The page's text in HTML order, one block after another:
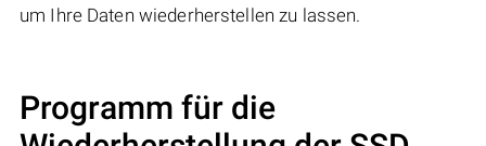
um Ihre Daten wiederherstellen zu lassen.
Programm für die